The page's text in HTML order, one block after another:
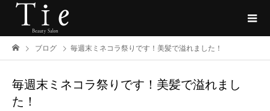
ブログ 毎週末ミネコラ祭りです！美髪で溢れました！
毎週末ミネコラ祭りです！美髪で溢れまし
た！